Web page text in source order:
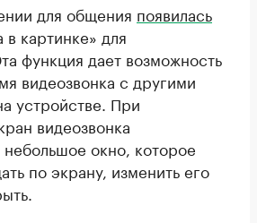
для общения появилась
в картинке» для
функция дает возможность
видеозвонка с другими
устройстве. При
видеозвонка
окно, которое
по экрану, изменить его